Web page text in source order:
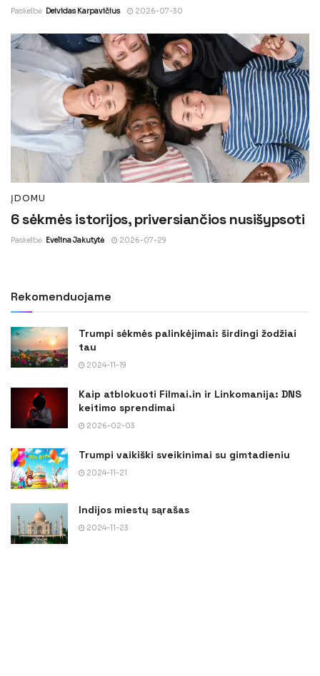
Paskelbė Deividas Karpavičius 2026-07-30
ĮDOMU
6 sėkmės istorijos, priversiančios nusišypsoti
Paskelbė Evelina Jakutytė 2026-07-29
Rekomenduojame
Trumpi sėkmės palinkėjimai: širdingi žodžiai
tau
2024-11-19
Kaip atblokuoti Filmai.in ir Linkomanija: DNS
keitimo sprendimai
2026-02-03
Trumpi vaikiški sveikinimai su gimtadieniu
2024-11-21
Indijos miestų sąrašas
2024-11-23